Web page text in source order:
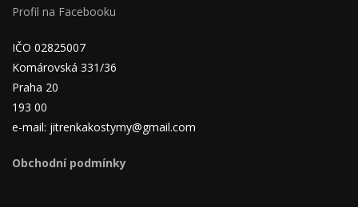
Profil na Facebooku
IČO 02825007
Komárovská 331/36
Praha 20
193 00
e-mail: jitrenkakostymy@gmail.com
Obchodní podmínky